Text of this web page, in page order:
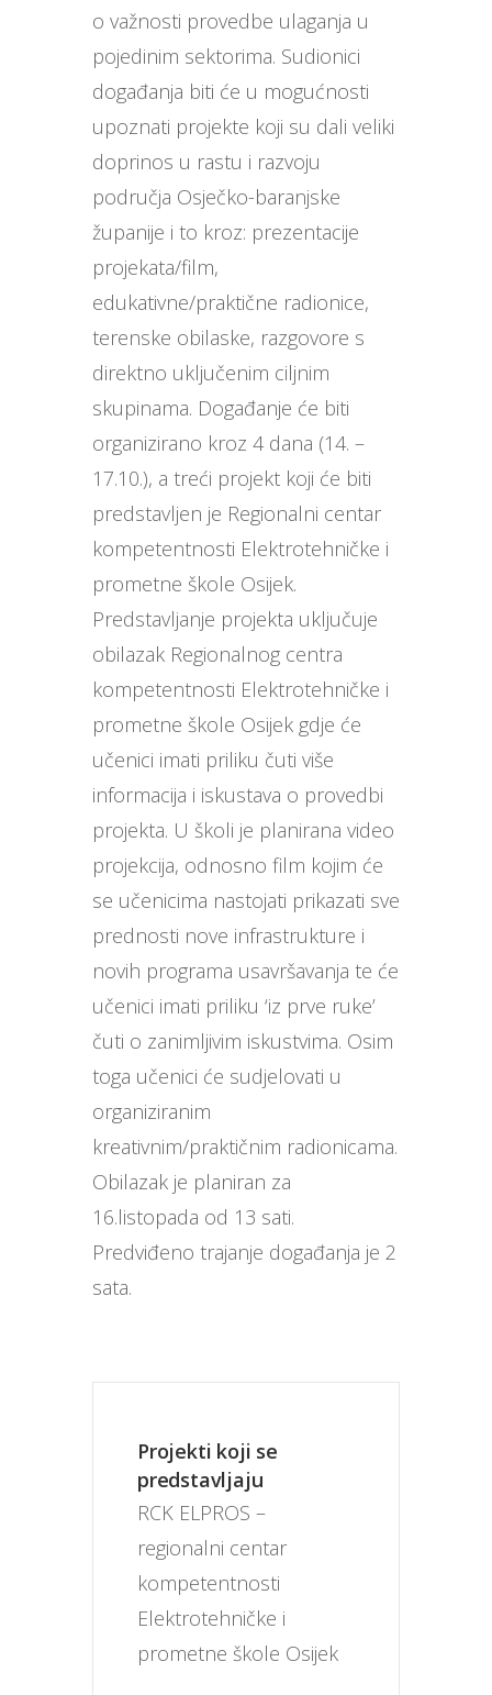
o važnosti provedbe ulaganja u
pojedinim sektorima. Sudionici
događanja biti će u mogućnosti
upoznati projekte koji su dali veliki
doprinos u rastu i razvoju
područja Osječko-baranjske
županije i to kroz: prezentacije
projekata/film,
edukativne/praktične radionice,
terenske obilaske, razgovore s
direktno uključenim ciljnim
skupinama. Događanje će biti
organizirano kroz 4 dana (14. –
17.10.), a treći projekt koji će biti
predstavljen je Regionalni centar
kompetentnosti Elektrotehničke i
prometne škole Osijek.
Predstavljanje projekta uključuje
obilazak Regionalnog centra
kompetentnosti Elektrotehničke i
prometne škole Osijek gdje će
učenici imati priliku čuti više
informacija i iskustava o provedbi
projekta. U školi je planirana video
projekcija, odnosno film kojim će
se učenicima nastojati prikazati sve
prednosti nove infrastrukture i
novih programa usavršavanja te će
učenici imati priliku ‘iz prve ruke’
čuti o zanimljivim iskustvima. Osim
toga učenici će sudjelovati u
organiziranim
kreativnim/praktičnim radionicama.
Obilazak je planiran za
16.listopada od 13 sati.
Predviđeno trajanje događanja je 2
sata.
Projekti koji se
predstavljaju
RCK ELPROS –
regionalni centar
kompetentnosti
Elektrotehničke i
prometne škole Osijek